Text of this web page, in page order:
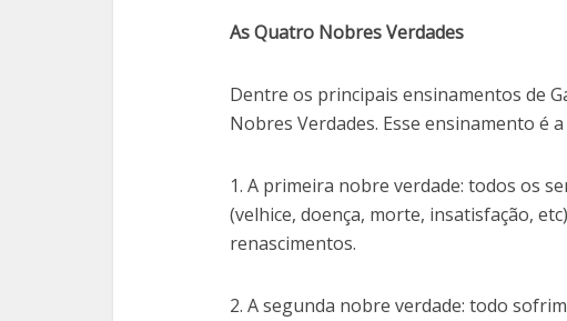
As Quatro Nobres Verdades
Dentre os principais ensinamentos de
Nobres Verdades. Esse ensinamento é
1. A primeira nobre verdade: todos os
(velhice, doença, morte, insatisfação,
renascimentos.
2. A segunda nobre verdade: todo